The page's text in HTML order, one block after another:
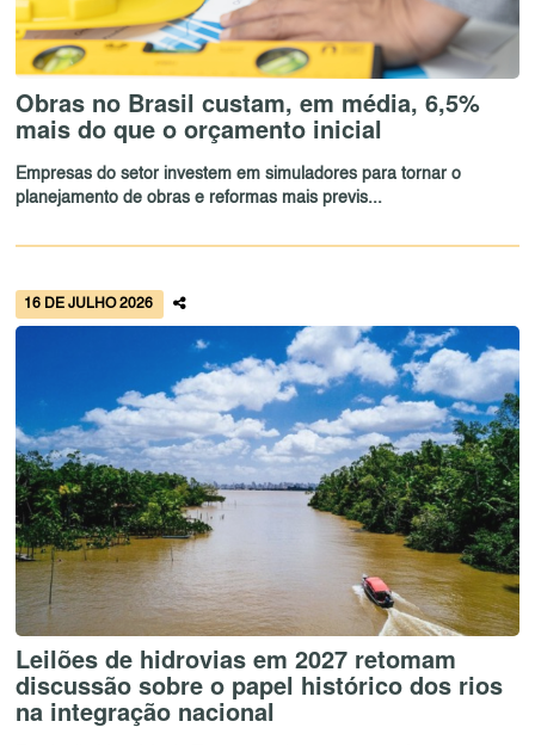
Obras no Brasil custam, em média, 6,5%
mais do que o orçamento inicial
Empresas do setor investem em simuladores para tornar o
planejamento de obras e reformas mais previs...
16 DE JULHO 2026
Leilões de hidrovias em 2027 retomam
discussão sobre o papel histórico dos rios
na integração nacional